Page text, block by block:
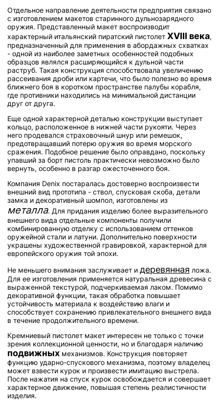
Отдельное направление деятельности предприятия связано
с изготовлением макетов старинного дульнозарядного
оружия. Представленный макет воспроизводит
характерный итальянский пиратский пистолет XVIII века,
предназначенный для применения в абордажных схватках
- одной из наиболее заметных особенностей подобных
образцов являлся расширяющийся к дульной части
раструб. Такая конструкция способствовала увеличению
рассеивания дроби или картечи, что было полезно во время
ближнего боя в коротком пространстве палубы корабля,
где противники находились на минимальной дистанции
друг от друга.
Еще одной характерной деталью конструкции выступает
кольцо, расположенное в нижней части рукояти. Через
него продевался страховочный шнур или ремешок,
предотвращавший потерю оружия во время морского
сражения. Подобное решение было оправдано, поскольку
упавший за борт пистоль практически невозможно было
вернуть, особенно в разгар ожесточенного боя.
Компания Denix постаралась достоверно воспроизвести
внешний вид прототипа - ствол, спусковая скоба, детали
замка и декоративный шомпол, изготовлены из
металла. Для придания изделию более выразительного
внешнего вида отдельные компоненты получили
комбинированную отделку с использованием оттенков
оружейной стали и латуни. Дополнительно поверхности
украшены художественной гравировкой, характерной для
европейского оружия той эпохи.
Не меньшего внимания заслуживает и деревянная ложа.
Для ее изготовления применяется натуральная древесина с
выраженной текстурой, подчеркиваемая лаком. Помимо
декоративной функции, такая обработка повышает
устойчивость материала к воздействию влаги и
способствует сохранению привлекательного внешнего вида
в течение продолжительного времени.
Кремниевый пистолет макет интересен не только с точки
зрения коллекционной ценности, но и благодаря наличию
подвижных механизмов. Конструкция повторяет
функцию ударно-спускового механизма, поэтому владелец
может взвести курок и произвести имитацию выстрела.
После нажатия на спуск курок освобождается и совершает
характерное движение, повышая степень реалистичности
изделия.